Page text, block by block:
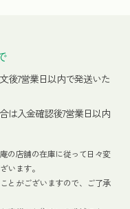
後7営業日以内で発送いた
は入金確認後7営業日以内
の店舗の在庫に従って日々変
います。
とがございますので、ご了承